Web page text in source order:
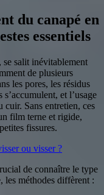
du canapé en
essentiels
salit inévitablement
de plusieurs
les pores, les résidus
et l’usage
cuir. Sans entretien, ces
film terne et rigide,
fissures.
ou visser ?
de connaître le type
les méthodes diffèrent :